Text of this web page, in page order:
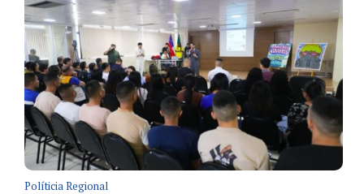
Políticia Regional